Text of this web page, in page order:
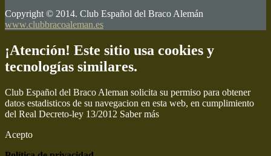
Copyright © 2014. Club Español del Braco Alemán
www.clubbracoaleman.es
¡Atención! Este sitio usa cookies y
tecnologías similares.
Club Español del Braco Aleman solicita su permiso para obtener
datos estadisticos de su navegacion en esta web, en cumplimiento
del Real Decreto-ley 13/2012 Saber más
Acepto